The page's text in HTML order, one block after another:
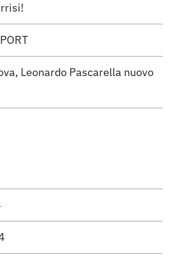
Leonardo Pascarella nuovo